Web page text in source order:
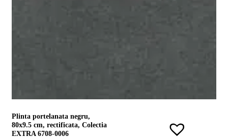
Plinta portelanata negru,
80x9.5 cm, rectificata, Colectia
EXTRA 6708-0006